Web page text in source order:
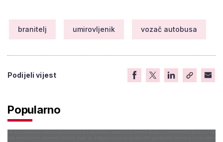
branitelj umirovljenik vozač autobusa
Podijeli vijest
Popularno